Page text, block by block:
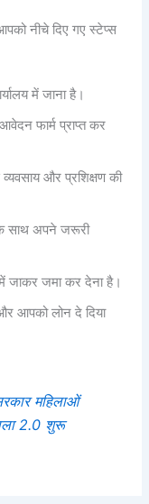
नीचे दिए गए स्टेप्स
में जाना है।
फार्म प्राप्त कर
और प्रशिक्षण की
के साथ अपने जरूरी
जाकर जमा कर देना है।
आपको लोन दे दिया
महिलाओं
2.0 शुरू